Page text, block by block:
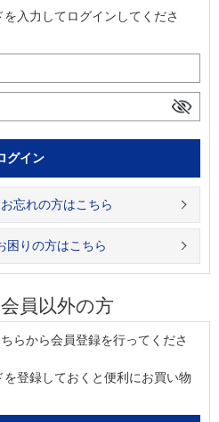
入力してログインしてくださ
忘れの方はこちら
困りの方はこちら
員以外の方
らから会員登録を行ってくださ
登録しておくと便利にお買い物